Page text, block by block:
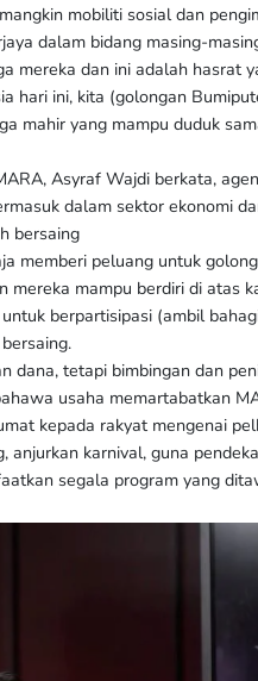
mobiliti sosial dan
dalam bidang masing-
mereka dan ini adalah hasrat
hari ini, kita (golongan
mahir yang mampu duduk
Asyraf Wajdi berkata,
dalam sektor ekonomi
bersaing
memberi peluang untuk
mereka mampu berdiri di atas
berpartisipasi (ambil
dana, tetapi bimbingan dan
usaha memartabatkan
kepada rakyat mengenai
anjurkan karnival, guna
segala program yang